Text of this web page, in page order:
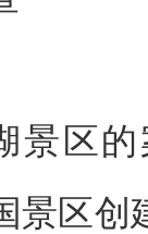
区的
景区创